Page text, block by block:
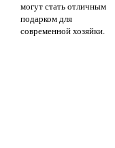
могут стать отличным
подарком для
современной хозяйки.